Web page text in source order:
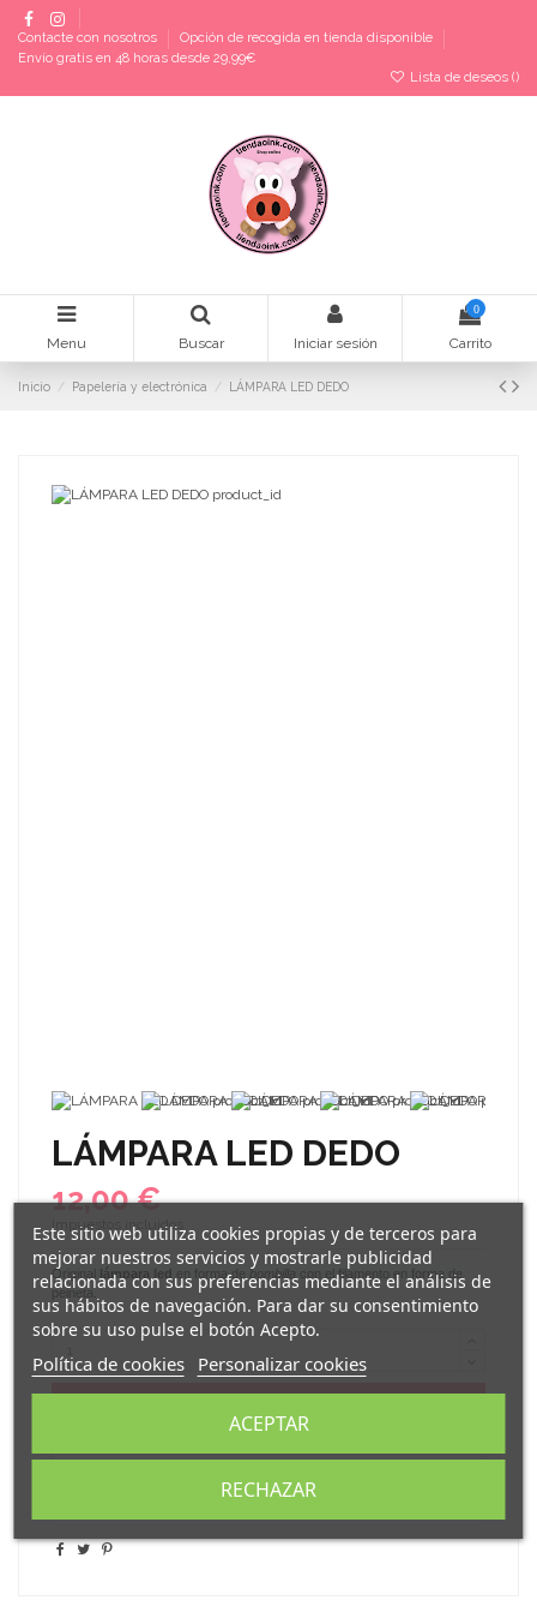
Contacte con nosotros
Opción de recogida en tienda disponible
Envío gratis en 48 horas desde 29,99€
Lista de deseos ()
Menu Buscar Iniciar sesión
0
Carrito
Inicio Papelería y electrónica LÁMPARA LED DEDO
LÁMPARA LED DEDO
12,00 €
Impuestos incluidos
Original lámpara led en forma de bombilla con el filamento en forma de
peineta.
Este sitio web utiliza cookies propias y de terceros para
mejorar nuestros servicios y mostrarle publicidad
relacionada con sus preferencias mediante el análisis de
sus hábitos de navegación. Para dar su consentimiento
sobre su uso pulse el botón Acepto.
Política de cookies Personalizar cookies
RECHAZAR
ACEPTAR